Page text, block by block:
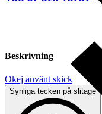
Beskrivning
Okej använt skick
Synliga tecken på slitage